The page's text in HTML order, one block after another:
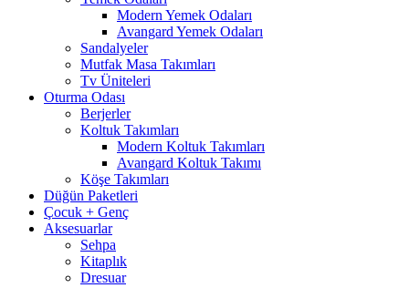
Modern Yemek Odaları
Avangard Yemek Odaları
Sandalyeler
Mutfak Masa Takımları
Tv Üniteleri
Oturma Odası
Berjerler
Koltuk Takımları
Modern Koltuk Takımları
Avangard Koltuk Takımı
Köşe Takımları
Düğün Paketleri
Çocuk + Genç
Aksesuarlar
Sehpa
Kitaplık
Dresuar